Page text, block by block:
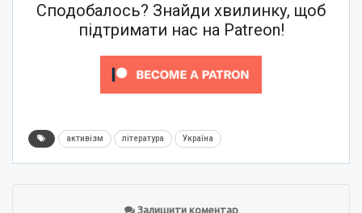
Сподобалось? Знайди хвилинку, щоб
підтримати нас на Patreon!
активізм література Україна
Залишити коментар